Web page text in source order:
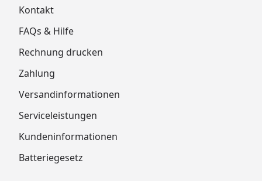
Kontakt
FAQs & Hilfe
Rechnung drucken
Zahlung
Versandinformationen
Serviceleistungen
Kundeninformationen
Batteriegesetz